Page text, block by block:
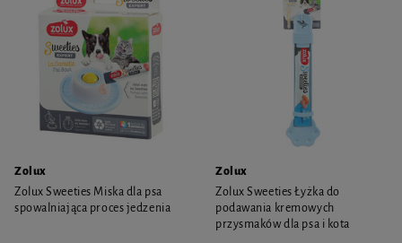
Zolux
Zolux Sweeties Miska dla psa
spowalniająca proces jedzenia
Zolux
Zolux Sweeties Łyżka do
podawania kremowych
przysmaków dla psa i kota